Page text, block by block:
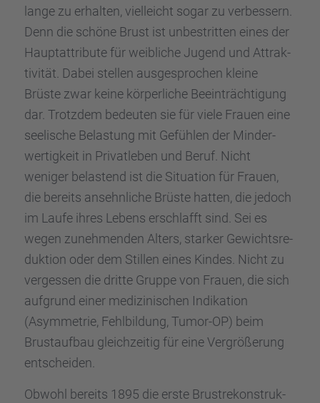
lange zu erhal­ten, vielleicht sogar zu verbes­sern.
Denn die schöne Brust ist unbestrit­ten eines der
Haupt­at­tri­bute für weibli­che Jugend und Attrak­
ti­vi­tät. Dabei stellen ausge­spro­chen kleine
Brüste zwar keine körper­li­che Beein­träch­ti­gung
dar. Trotz­dem bedeu­ten sie für viele Frauen eine
seeli­sche Belas­tung mit Gefüh­len der Minder­
wer­tig­keit in Privat­le­ben und Beruf. Nicht
weniger belas­tend ist die Situa­tion für Frauen,
die bereits ansehn­li­che Brüste hatten, die jedoch
im Laufe ihres Lebens erschlafft sind. Sei es
wegen zuneh­men­den Alters, starker Gewichts­re­
duk­tion oder dem Stillen eines Kindes. Nicht zu
verges­sen die dritte Gruppe von Frauen, die sich
aufgrund einer medizi­ni­schen Indika­tion
(Asymme­trie, Fehlbil­dung, Tumor-OP) beim
Brust­auf­bau gleich­zei­tig für eine Vergrö­ße­rung
entschei­den.
Obwohl bereits 1895 die erste Brust­re­kon­struk­